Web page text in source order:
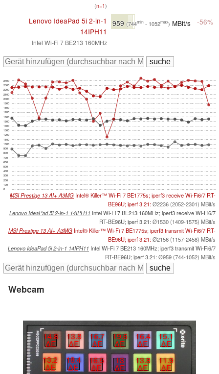
(n=1)
Lenovo IdeaPad 5i 2-in-1
14IPH11
Intel Wi-Fi 7 BE213 160MHz
959 (744min - 1052max) MBit/s -56%
0
100
200
300
400
500
600
700
800
900
1000
1100
1200
1300
1400
1500
1600
1700
1800
1900
2000
2100
2200
2300
2400
MSI Prestige 13 AI+ A3MG Intel® Killer™ Wi-Fi 7 BE1775s; iperf3 receive Wi-Fi6/7 RT-
BE96U; iperf 3.21:Ø2236 (2052-2301) MBit/s
Lenovo IdeaPad 5i 2-in-1 14IPH11 Intel Wi-Fi 7 BE213 160MHz; iperf3 receive Wi-Fi6/7
RT-BE96U; iperf 3.21: Ø1530 (1409-1575) MBit/s
MSI Prestige 13 AI+ A3MG Intel® Killer™ Wi-Fi 7 BE1775s; iperf3 transmit Wi-Fi6/7 RT-
BE96U; iperf 3.21:Ø2156 (1157-2458) MBit/s
Lenovo IdeaPad 5i 2-in-1 14IPH11 Intel Wi-Fi 7 BE213 160MHz; iperf3 transmit Wi-Fi6/7
RT-BE96U; iperf 3.21: Ø959 (744-1052) MBit/s
Webcam
14.8
∆E
13.8
∆E
16.7
∆E
19.6
∆E
16.4
∆E
15.1
∆E
13.2
∆E
18.4
∆E
16.5
∆E
13
∆E
13.8
∆E
11.9
∆E